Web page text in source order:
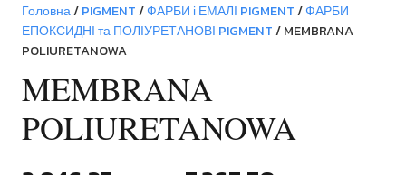
Головна/PIGMENT/ФАРБИ і ЕМАЛІ PIGMENT/ФАРБИ
ЕПОКСИДНІ та ПОЛІУРЕТАНОВІ PIGMENT/ MEMBRANA
POLIURETANOWA
MEMBRANA
POLIURETANOWA